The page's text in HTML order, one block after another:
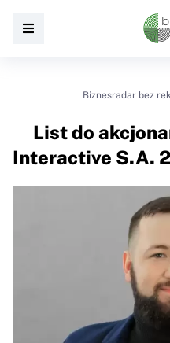
Biznesradar bez
List do
Interactive S.A.